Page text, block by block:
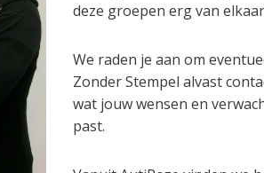
deze groepen erg van
We raden je aan om
Zonder Stempel alvast
wat jouw wensen en
past.